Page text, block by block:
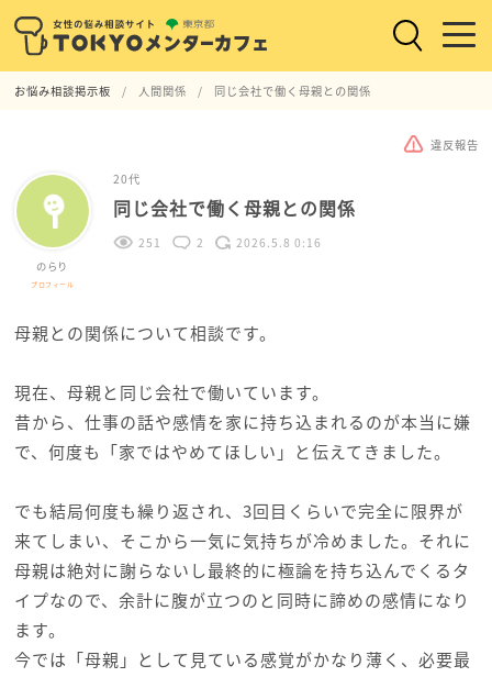
お悩み相談掲示板 人間関係 同じ会社で働く母親との関係
違反報告
のらり
プロフィール
20代
同じ会社で働く母親との関係
251 2 2026.5.8 0:16
母親との関係について相談です。
現在、母親と同じ会社で働いています。
昔から、仕事の話や感情を家に持ち込まれるのが本当に嫌
で、何度も「家ではやめてほしい」と伝えてきました。
でも結局何度も繰り返され、3回目くらいで完全に限界が
来てしまい、そこから一気に気持ちが冷めました。それに
母親は絶対に謝らないし最終的に極論を持ち込んでくるタ
イプなので、余計に腹が立つのと同時に諦めの感情になり
ます。
今では「母親」として見ている感覚がかなり薄く、必要最